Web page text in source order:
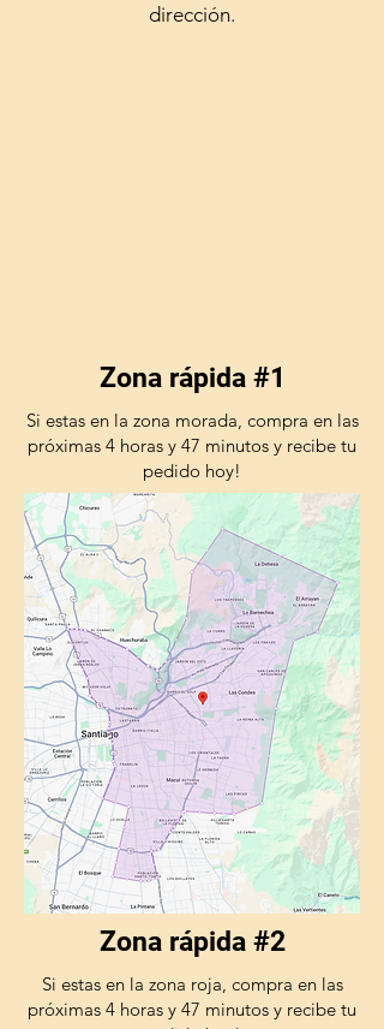
dirección.
Zona rápida #1
Si estas en la zona morada, compra en las
próximas 4 horas y 47 minutos y recibe tu
pedido hoy!
Zona rápida #2
Si estas en la zona roja, compra en las
próximas 4 horas y 47 minutos y recibe tu